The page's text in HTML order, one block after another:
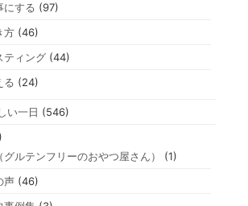
にする (97)
方 (46)
ティング (44)
る (24)
い一日 (546)
グルテンフリーのおやつ屋さん）
(1)
声 (46)